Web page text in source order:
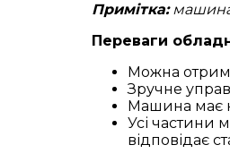
Примітка:
Переваги
Можна
Зручне
Машина має
Усі частини
відповідає